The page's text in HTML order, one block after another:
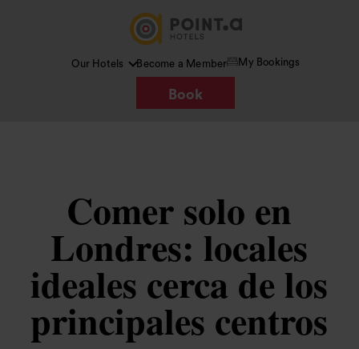
Our Hotels Become a Member My Bookings
Book
Comer solo en
Londres: locales
ideales cerca de los
principales centros